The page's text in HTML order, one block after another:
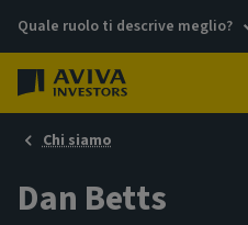
Quale ruolo ti descrive meglio?
Chi siamo
Dan Betts